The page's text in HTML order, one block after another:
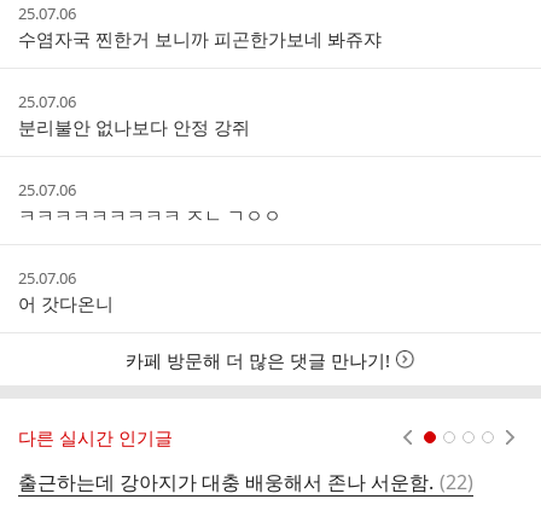
작
성
시
간
25.07.06
수염자국 찐한거 보니까 피곤한가보네 봐쥬쟈
작
성
시
간
25.07.06
분리불안 없나보다 안정 강쥐
작
성
시
간
25.07.06
ㅋㅋㅋㅋㅋㅋㅋㅋㅋ ㅈㄴ ㄱㅇㅇ
작
성
시
간
25.07.06
어 갓다온니
카페 방문해 더 많은 댓글 만나기!
다른 실시간 인기글
출근하는데 강아지가 대충 배웅해서 존나 서운함. 댓
(22)